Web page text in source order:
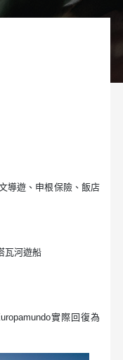
導遊、申根保險、飯店
瓦河遊船
實際回復為